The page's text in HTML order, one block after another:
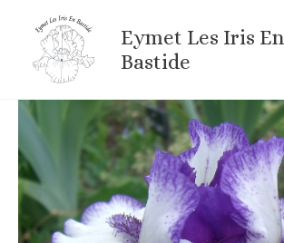
contenu
Eymet Les Iris En
Bastide